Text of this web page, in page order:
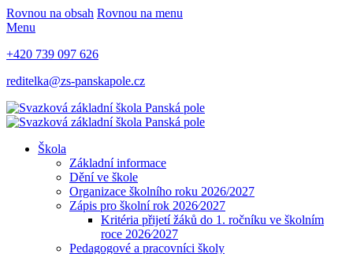
Rovnou na obsah Rovnou na menu
Menu
+420 739 097 626
reditelka@zs-panskapole.cz
Škola
Základní informace
Dění ve škole
Organizace školního roku 2026/2027
Zápis pro školní rok 2026⁄2027
Kritéria přijetí žáků do 1. ročníku ve školním
roce 2026⁄2027
Pedagogové a pracovníci školy